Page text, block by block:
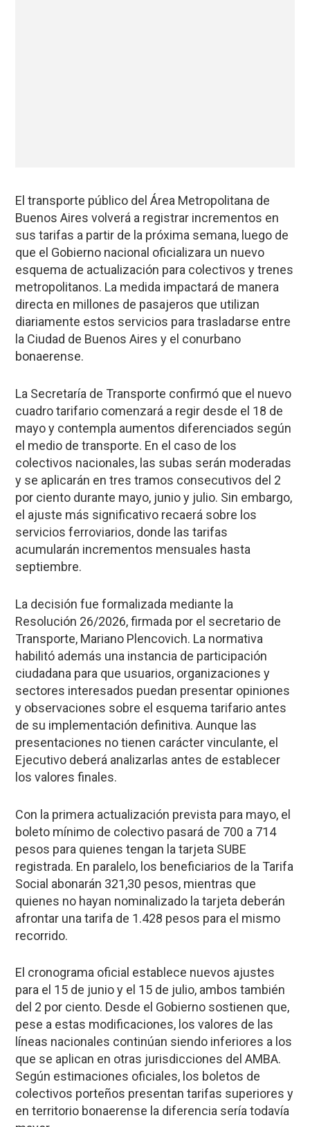
El transporte público del Área Metropolitana de
Buenos Aires volverá a registrar incrementos en
sus tarifas a partir de la próxima semana, luego de
que el Gobierno nacional oficializara un nuevo
esquema de actualización para colectivos y trenes
metropolitanos. La medida impactará de manera
directa en millones de pasajeros que utilizan
diariamente estos servicios para trasladarse entre
la Ciudad de Buenos Aires y el conurbano
bonaerense.
La Secretaría de Transporte confirmó que el nuevo
cuadro tarifario comenzará a regir desde el 18 de
mayo y contempla aumentos diferenciados según
el medio de transporte. En el caso de los
colectivos nacionales, las subas serán moderadas
y se aplicarán en tres tramos consecutivos del 2
por ciento durante mayo, junio y julio. Sin embargo,
el ajuste más significativo recaerá sobre los
servicios ferroviarios, donde las tarifas
acumularán incrementos mensuales hasta
septiembre.
La decisión fue formalizada mediante la
Resolución 26/2026, firmada por el secretario de
Transporte, Mariano Plencovich. La normativa
habilitó además una instancia de participación
ciudadana para que usuarios, organizaciones y
sectores interesados puedan presentar opiniones
y observaciones sobre el esquema tarifario antes
de su implementación definitiva. Aunque las
presentaciones no tienen carácter vinculante, el
Ejecutivo deberá analizarlas antes de establecer
los valores finales.
Con la primera actualización prevista para mayo, el
boleto mínimo de colectivo pasará de 700 a 714
pesos para quienes tengan la tarjeta SUBE
registrada. En paralelo, los beneficiarios de la Tarifa
Social abonarán 321,30 pesos, mientras que
quienes no hayan nominalizado la tarjeta deberán
afrontar una tarifa de 1.428 pesos para el mismo
recorrido.
El cronograma oficial establece nuevos ajustes
para el 15 de junio y el 15 de julio, ambos también
del 2 por ciento. Desde el Gobierno sostienen que,
pese a estas modificaciones, los valores de las
líneas nacionales continúan siendo inferiores a los
que se aplican en otras jurisdicciones del AMBA.
Según estimaciones oficiales, los boletos de
colectivos porteños presentan tarifas superiores y
en territorio bonaerense la diferencia sería todavía